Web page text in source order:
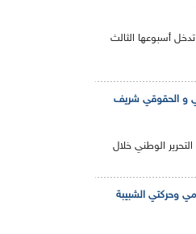
أسبوعها الثالث
و الحقوقي شريف
الوطني خلال
وحركتي الشبيبة